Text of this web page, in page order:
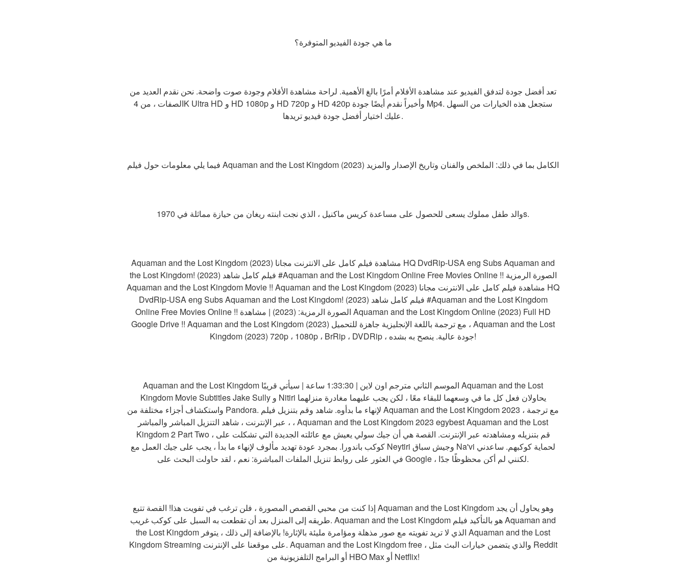
ما هي جودة الفيديو المتوفرة؟
تعد أفضل جودة لتدفق الفيديو عند مشاهدة الأفلام أمرًا بالغ الأهمية. لراحة مشاهدة الأفلام وجودة صوت واضحة. نحن نقدم العديد من
الصفات ، من 4K Ultra HD و HD 1080p و HD 720p و HD 420p وأخيراً نقدم أيضًا جودة Mp4. ستجعل هذه الخيارات من السهل
عليك اختيار أفضل جودة فيديو تريدها.
فيما يلي معلومات حول فيلم Aquaman and the Lost Kingdom (2023) الكامل بما في ذلك: الملخص والفنان وتاريخ الإصدار والمزيد
والد طفل مملوك يسعى للحصول على مساعدة كريس ماكنيل ، الذي نجت ابنته ريغان من حيازة مماثلة في 1970s.
Aquaman and the Lost Kingdom (2023) مشاهدة فيلم كامل على الانترنت مجانا HQ DvdRip-USA eng Subs Aquaman and
the Lost Kingdom! (2023) فيلم كامل شاهد #Aquaman and the Lost Kingdom Online Free Movies Online !! الصورة الرمزية
Aquaman and the Lost Kingdom Movie !! Aquaman and the Lost Kingdom (2023) مشاهدة فيلم كامل على الانترنت مجانا HQ
DvdRip-USA eng Subs Aquaman and the Lost Kingdom! (2023) فيلم كامل شاهد #Aquaman and the Lost Kingdom
Online Free Movies Online !! الصورة الرمزية: (2023) | مشاهدة Aquaman and the Lost Kingdom Online (2023) Full HD
Google Drive !! Aquaman and the Lost Kingdom (2023) مع ترجمة باللغة الإنجليزية جاهزة للتحميل ، Aquaman and the Lost
Kingdom (2023) 720p ، 1080p ، BrRip ، DVDRip ، جودة عالية. ينصح به بشده!
Aquaman and the Lost Kingdom الموسم الثاني مترجم اون لاين | 1:33:30 ساعة | سيأتي قريبًا Aquaman and the Lost
Kingdom Movie Subtitles Jake Sully و Nitiri يحاولان فعل كل ما في وسعهما للبقاء معًا ، لكن يجب عليهما مغادرة منزلهما
واستكشاف أجزاء مختلفة من Pandora. لإنهاء ما بدأوه. شاهد وقم بتنزيل فيلم Aquaman and the Lost Kingdom 2023 ، مع ترجمة
، عبر الإنترنت ، شاهد التنزيل المباشر والمباشر ، Aquaman and the Lost Kingdom 2023 egybest Aquaman and the Lost
Kingdom 2 Part Two ، قم بتنزيله ومشاهدته عبر الإنترنت. القصة هي أن جيك سولي يعيش مع عائلته الجديدة التي تشكلت على
كوكب باندورا. بمجرد عودة تهديد مألوف لإنهاء ما بدأ ، يجب على جيك العمل مع Neytiri وجيش سباق Na'vi لحماية كوكبهم. ساعدني
في العثور على روابط تنزيل الملفات المباشرة: نعم ، لقد حاولت البحث على Google ، لكنني لم أكن محظوظًا جدًا.
إذا كنت من محبي القصص المصورة ، فلن ترغب في تفويت هذا! القصة تتبع Aquaman and the Lost Kingdom وهو يحاول أن يجد
طريقه إلى المنزل بعد أن تقطعت به السبل على كوكب غريب. Aquaman and the Lost Kingdom هو بالتأكيد فيلم Aquaman and
the Lost Kingdom الذي لا تريد تفويته مع صور مذهلة ومؤامرة مليئة بالإثارة! بالإضافة إلى ذلك ، يتوفر Aquaman and the Lost
Kingdom Streaming على موقعنا على الإنترنت. Aquaman and the Lost Kingdom free ، والذي يتضمن خيارات البث مثل Reddit
أو البرامج التلفزيونية من HBO Max أو Netflix!